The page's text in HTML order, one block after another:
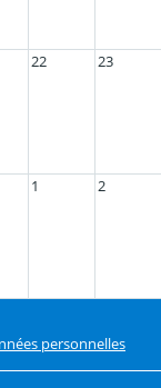
22 23
1 2
personnelles